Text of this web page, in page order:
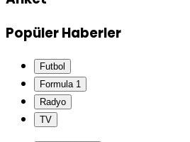
Popüler Haberler
Futbol
Formula 1
Radyo
TV